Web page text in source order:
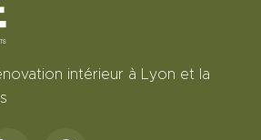
intérieur à Lyon et la